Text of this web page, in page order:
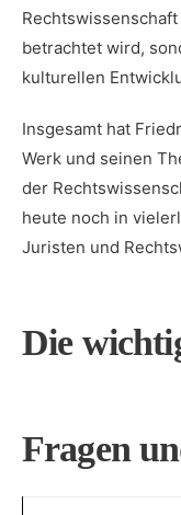
betrachtet wird,
kulturellen
Insgesamt hat⁢
Werk und seinen
der
heute​ noch in
Juristen und
Die
Fragen‍